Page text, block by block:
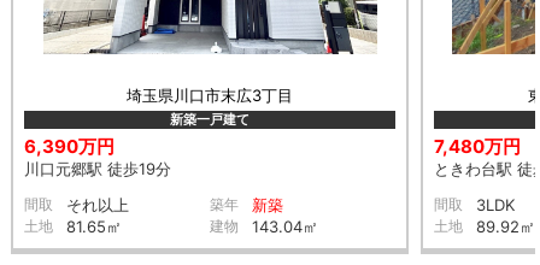
埼玉県川口市末広3丁目
新築一戸建て
6,390万円
川口元郷駅 徒歩19分
間取 それ以上 築年 新築
土地 81.65㎡ 建物 143.04㎡
7,480万円
ときわ台駅 徒
間取 3LDK
土地 89.92㎡